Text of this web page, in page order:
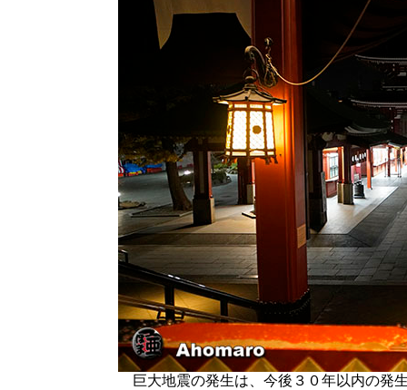
巨大地震の発生は、今後３０年以内の発